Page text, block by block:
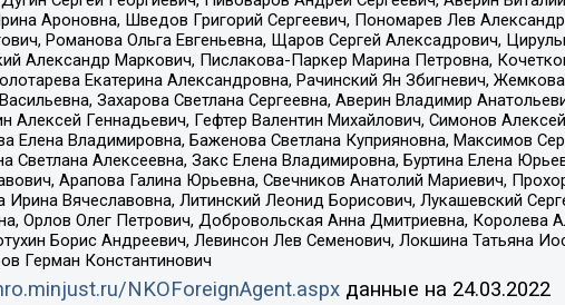
Ароновна, Шведов Григорий Сергеевич, Пономарев Лев
Романова Ольга Евгеньевна, Щаров Сергей Алексадрович,
Александр Маркович, Пислакова-Паркер Марина Петровна,
Екатерина Александровна, Рачинский Ян Збигневич,
Захарова Светлана Сергеевна, Аверин Владимир
Алексей Геннадьевич, Гефтер Валентин Михайлович, Симонов
Елена Владимировна, Баженова Светлана Куприяновна, Максимов
Светлана Алексеевна, Закс Елена Владимировна, Буртина Елена
Арапова Галина Юрьевна, Свечников Анатолий Мариевич,
Ирина Вячеславовна, Литинский Леонид Борисович, Лукашевский
Орлов Олег Петрович, Добровольская Анна Дмитриевна, Королева
Борис Андреевич, Левинсон Лев Семенович, Локшина Татьяна
Герман Константинович
NKOForeignAgent.aspxданные на 24.03.2022